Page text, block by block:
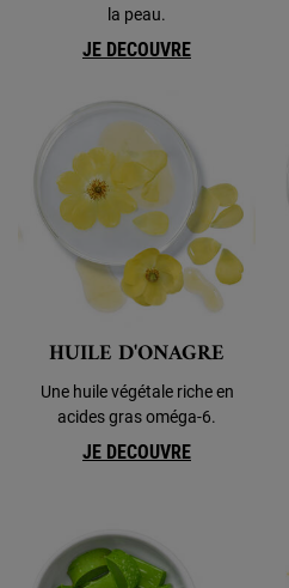
la peau.
JE DECOUVRE
HUILE D'ONAGRE
Une huile végétale riche en
acides gras oméga-6.
JE DECOUVRE